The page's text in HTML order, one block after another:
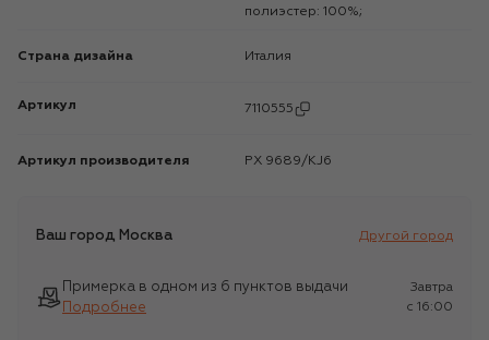
полиэстер: 100%;
Страна дизайна Италия
Артикул 7110555
Артикул производителя PX 9689/KJ6
Ваш город Москва Другой город
Примерка в одном из 6 пунктов выдачи
Подробнее
Завтра
c 16:00